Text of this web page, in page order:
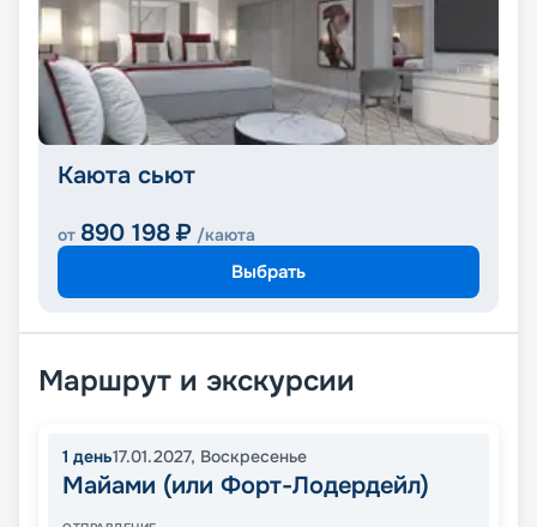
Каюта сьют
от 890 198 ₽ /каюта
Выбрать
Маршрут и экскурсии
1 день17.01.2027, Воскресенье
Майами (или Форт-Лодердейл)